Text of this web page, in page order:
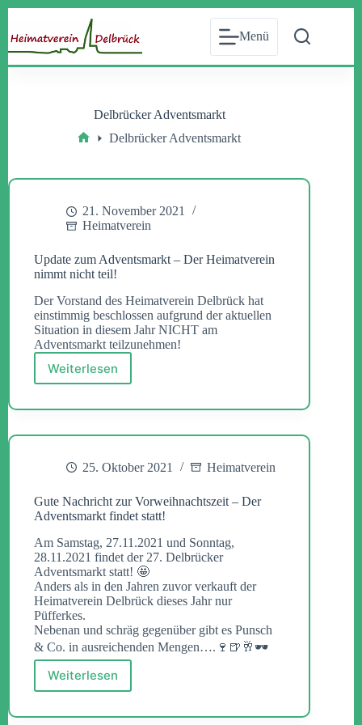
springen
Menü
Delbrücker Adventsmarkt
Delbrücker Adventsmarkt
21. November 2021
Heimatverein
Update zum Adventsmarkt – Der Heimatverein
nimmt nicht teil!
Der Vorstand des Heimatverein Delbrück hat
einstimmig beschlossen aufgrund der aktuellen
Situation in diesem Jahr NICHT am
Adventsmarkt teilzunehmen!
Weiterlesen
Update
Adventsmarkt
Der
nimmt
teil!
25. Oktober 2021 Heimatverein
Gute Nachricht zur Vorweihnachtszeit – Der
Adventsmarkt findet statt!
Am Samstag, 27.11.2021 und Sonntag,
28.11.2021 findet der 27. Delbrücker
Adventsmarkt statt! 🤩
Anders als in den Jahren zuvor verkauft der
Heimatverein Delbrück dieses Jahr nur
Püfferkes.
Nebenan und schräg gegenüber gibt es Punsch
& Co. in ausreichenden Mengen….🍷🍺🥂🕶
Weiterlesen
Gute
zur